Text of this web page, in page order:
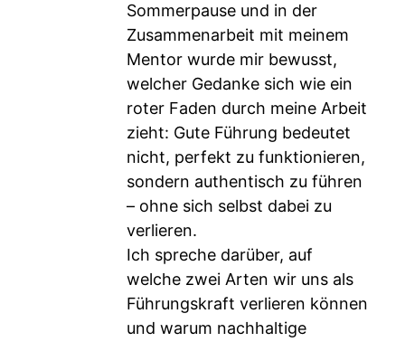
Sommerpause und in der
Zusammenarbeit mit meinem
Mentor wurde mir bewusst,
welcher Gedanke sich wie ein
roter Faden durch meine Arbeit
zieht: Gute Führung bedeutet
nicht, perfekt zu funktionieren,
sondern authentisch zu führen
– ohne sich selbst dabei zu
verlieren.
Ich spreche darüber, auf
welche zwei Arten wir uns als
Führungskraft verlieren können
und warum nachhaltige